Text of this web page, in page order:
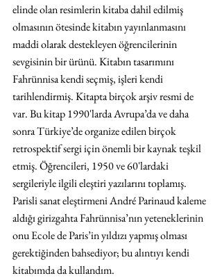
elinde olan resimlerin kitaba dahil edilmiş
olmasının ötesinde kitabın yayınlanmasını
maddi olarak destekleyen öğrencilerinin
sevgisinin bir ürünü. Kitabın tasarımını
Fahrünnisa kendi seçmiş, işleri kendi
tarihlendirmiş. Kitapta birçok arşiv resmi de
var. Bu kitap 1990'larda Avrupa’da ve daha
sonra Türkiye’de organize edilen birçok
retrospektif sergi için önemli bir kaynak teşkil
etmiş. Öğrencileri, 1950 ve 60'lardaki
sergileriyle ilgili eleştiri yazılarını toplamış.
Parisli sanat eleştirmeni André Parinaud kaleme
aldığı girizgahta Fahrünnisa’nın yeteneklerinin
onu Ecole de Paris’in yıldızı yapmış olması
gerektiğinden bahsediyor; bu alıntıyı kendi
kitabımda da kullandım.